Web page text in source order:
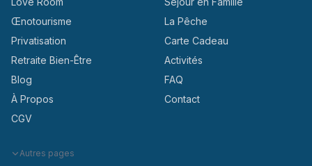
Œnotourisme
La Pêche
Privatisation
Carte Cadeau
Retraite Bien-Être
Activités
Blog
FAQ
À Propos
Contact
CGV
Autres pages